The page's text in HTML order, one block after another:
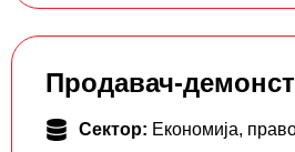
Продавач-
Сектор: Економија,